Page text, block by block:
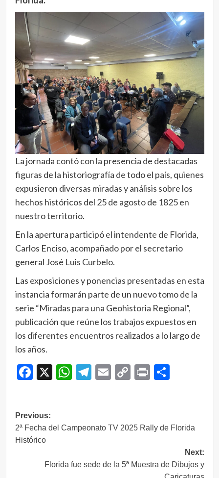
La jornada contó con la presencia de destacadas
figuras de la historiografía de todo el país, quienes
expusieron diversas miradas y análisis sobre los
hechos históricos del 25 de agosto de 1825 en
nuestro territorio.
En la apertura participó el intendente de Florida,
Carlos Enciso, acompañado por el secretario
general José Luis Curbelo.
Las exposiciones y ponencias presentadas en esta
instancia formarán parte de un nuevo tomo de la
serie “Miradas para una Geohistoria Regional”,
publicación que reúne los trabajos expuestos en
los diferentes encuentros realizados a lo largo de
los años.
Facebook
X WhatsApp
Telegram
EmailCopy
Print
Navegación
de
Previous:
2ª Fecha del Campeonato TV 2025 Rally de Florida
Histórico
Next:
Florida fue sede de la 5ª Muestra de Dibujos y